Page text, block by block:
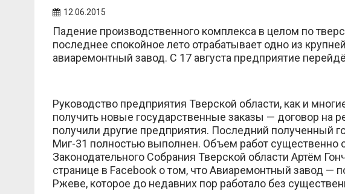
12.06.2015
Падение производственного комплекса в целом по
последнее спокойное лето отрабатывает одно из
авиаремонтный завод. С 17 августа предприятие
Руководство предприятия Тверской области, как и
получить новые государственные заказы — договор на
получили другие предприятия. Последний полученный
Миг-31 полностью выполнен. Объем работ существенно
Законодательного Собрания Тверской области Артём
странице в Facebook о том, что Авиаремонтный завод —
Ржеве, которое до недавних пор работало без